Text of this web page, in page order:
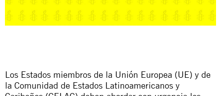
Los Estados miembros de la Unión Europea (UE) y de
la Comunidad de Estados Latinoamericanos y